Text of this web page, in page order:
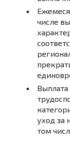
числе
уход за
том